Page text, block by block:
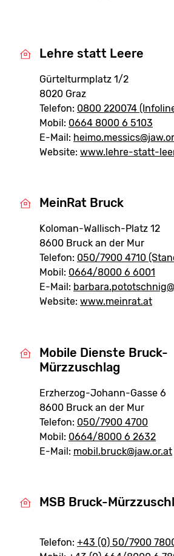
Lehre statt Leere
Gürtelturmplatz 1/2
8020 Graz
Telefon: 0800 220074
Mobil: 0664 8000 6 5103
E-Mail:
Website: www.lehre-statt-
MeinRat Bruck
Koloman-Wallisch-Platz 12
8600 Bruck an der Mur
Telefon: 050/7900 4710
Mobil: 0664/8000 6 6001
E-Mail:
Website: www.meinrat.at
Mobile Dienste Bruck-
Mürzzuschlag
Erzherzog-Johann-Gasse 6
8600 Bruck an der Mur
Telefon: 050/7900 4700
Mobil: 0664/8000 6 2632
E-Mail: mobil.bruck@jaw.or.at
MSB Bruck-
Telefon: +43 (0) 50/7900